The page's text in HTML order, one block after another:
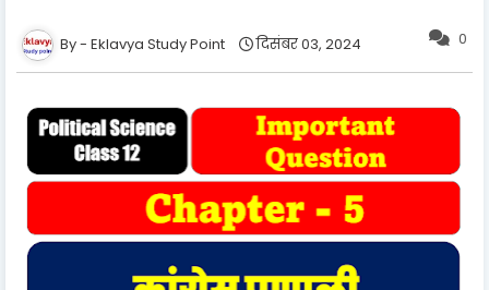
0
Eklavya Study Point दिसंबर 03, 2024